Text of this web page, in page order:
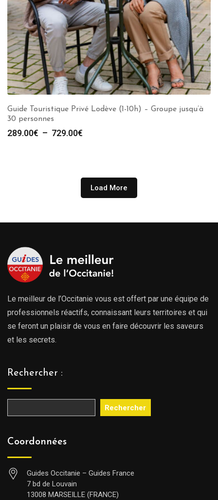
Guide Touristique Privé Lodève (1-10h) – Groupe jusqu’à
30 personnes
289.00€ – 729.00€
à
729.00€
Load More
Le meilleur de l’Occitanie vous est offert par une équipe de
professionnels réactifs, connaissant leurs territoires et qui
se feront un plaisir de vous en faire découvrir les saveurs
et les secrets.
Rechercher :
Rechercher
Coordonnées
Guides Occitanie – Guides France
7 bd de Louvain
13008 MARSEILLE (FRANCE)